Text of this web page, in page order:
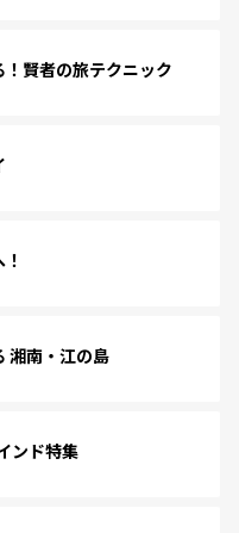
賢者の旅テクニック
湘南・江の島
ンド特集